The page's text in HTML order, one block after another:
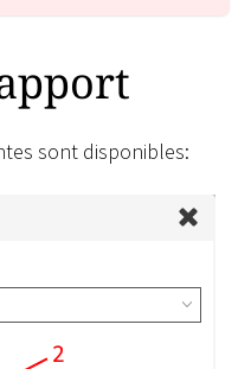
sont disponibles: